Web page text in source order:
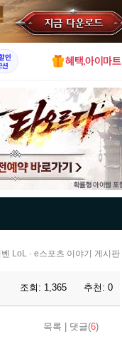
인
션
혜택.아이마트
LoL · e스포츠 이야기 게시판
조회: 1,365 추천: 0
목록 댓글(6)